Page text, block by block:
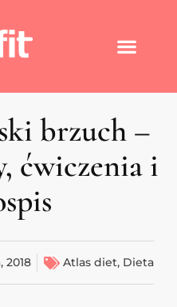
brzuch –
ćwiczenia i
2018 Atlas diet, Dieta